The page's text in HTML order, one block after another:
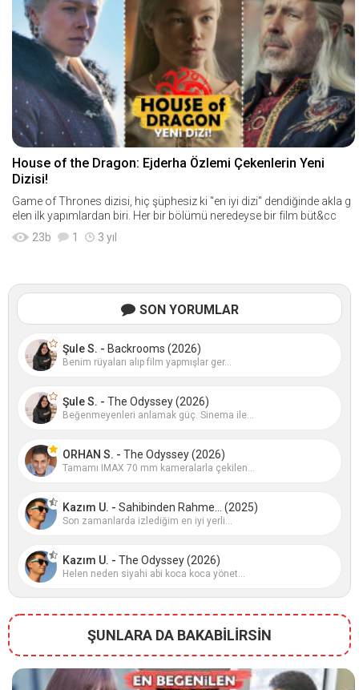
House of the Dragon: Ejderha Özlemi Çekenlerin Yeni
Dizisi!
Game of Thrones dizisi, hiç şüphesiz ki "en iyi dizi" dendiğinde akla g
elen ilk yapımlardan biri. Her bir bölümü neredeyse bir film büt&cc
23b 1 3 yıl
SON YORUMLAR
Şule S. - Backrooms (2026)
Benim rüyaları alıp film yapmışlar ger...
Şule S. - The Odyssey (2026)
Beğenmeyenleri anlamak güç. Sinema ile...
ORHAN S. - The Odyssey (2026)
Tamamı IMAX 70 mm kameralarla çekilen...
Kazım U. - Sahibinden Rahme... (2025)
Son zamanlarda izlediğim en iyi yerli...
Kazım U. - The Odyssey (2026)
Helen neden siyahi abi koca koca yönet...
ŞUNLARA DA BAKABİLİRSİN